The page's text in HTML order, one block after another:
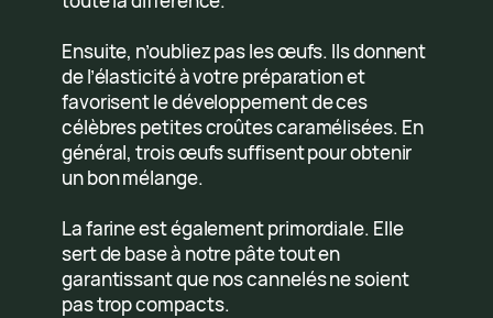
Ensuite, n’oubliez pas les œufs. Ils donnent
de l’élasticité à votre préparation et
favorisent le développement de ces
célèbres petites croûtes caramélisées. En
général, trois œufs suffisent pour obtenir
un bon mélange.
La farine est également primordiale. Elle
sert de base à notre pâte tout en
garantissant que nos cannelés ne soient
pas trop compacts.